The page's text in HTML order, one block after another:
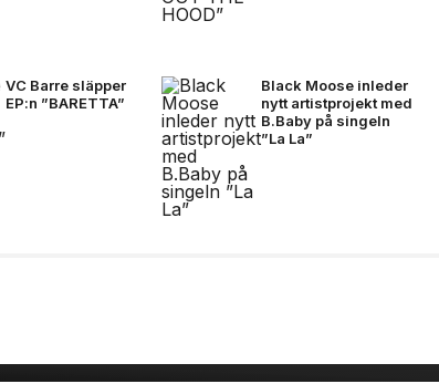
VC Barre släpper
EP:n ”BARETTA”
Black Moose inleder
nytt artistprojekt med
B.Baby på singeln
”La La”